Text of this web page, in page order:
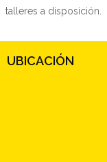
talleres a disposición.
UBICACIÓN